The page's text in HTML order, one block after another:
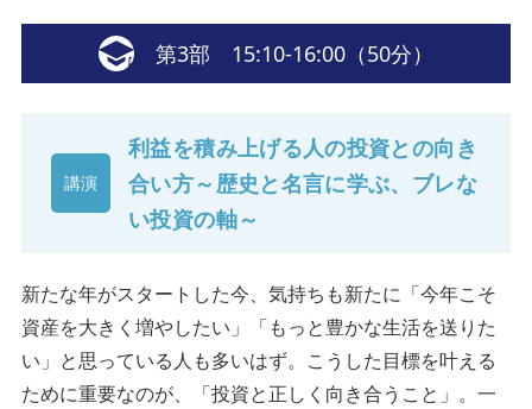
第3部 15:10-16:00（50分）
講演
利益を積み上げる人の投資との向き
合い方～歴史と名言に学ぶ、ブレな
い投資の軸～
新たな年がスタートした今、気持ちも新たに「今年こそ
資産を大きく増やしたい」「もっと豊かな生活を送りた
い」と思っている人も多いはず。こうした目標を叶える
ために重要なのが、「投資と正しく向き合うこと」。一